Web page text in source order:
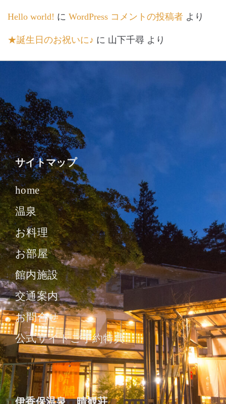
Hello world! に WordPress コメントの投稿者 より
★誕生日のお祝いに♪ に 山下千尋 より
サイトマップ
home
温泉
お料理
お部屋
館内施設
交通案内
お問合せ
公式サイトご予約特典
伊香保温泉 晴観荘